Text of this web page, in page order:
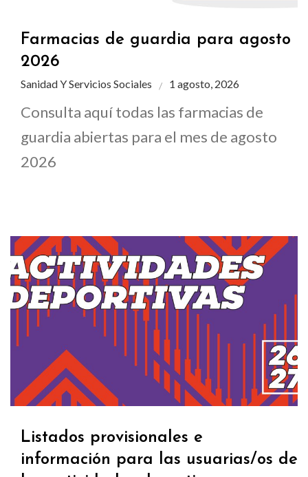
Farmacias de guardia para agosto
2026
Sanidad Y Servicios Sociales 1 agosto, 2026
Consulta aquí todas las farmacias de
guardia abiertas para el mes de agosto
2026
Listados provisionales e
información para las usuarias/os de